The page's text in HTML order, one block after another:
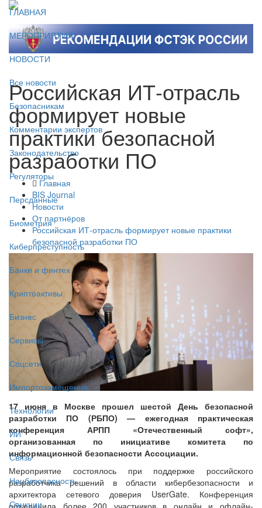
ГЛАВНАЯ
МЕРОПРИЯТИЯ
НОВОСТИ
Все новости
Безопасникам
Комментарии экспертов
Законодательство
Регуляторы
Персданные
Биометрия
Киберпреступность
Банки и финтех
Криптоактивы
Бизнес
Сервисы
Соцсети
Импортозамещение
Технологии
ИИ
Связь
Нацбезопасность
Санкции
Российская ИТ-отрасль
формирует новые
практики безопасной
разработки ПО
Главная
BIS Journal
Новости
От партнёров
Российская ИТ-отрасль формирует новые практики
безопасной разработки ПО
17 июня в Москве прошел шестой День безопасной
разработки ПО (РБПО) — ежегодная практическая
конференция АРПП «Отечественный софт»,
организованная по инициативе комитета по
информационной безопасности Ассоциации.
Мероприятие состоялось при поддержке российского
разработчика решений в области кибербезопасности и
архитектора сетевого доверия UserGate. Конференция
объединила более 200 участников в онлайн и офлайн-